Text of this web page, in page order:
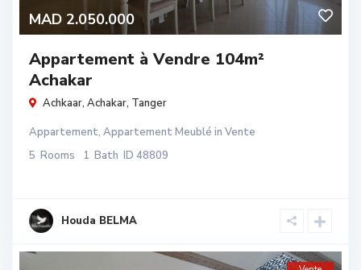
MAD 2.050.000
Appartement à Vendre 104m²
Achakar
Achkaar, Achakar, Tanger
Appartement, Appartement Meublé in Vente
5 Rooms 1 Bath ID 48809
Houda BELMA